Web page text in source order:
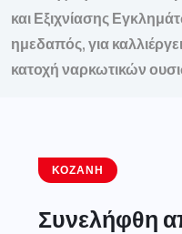
και Εξιχνίασης
ημεδαπός, για
κατοχή ναρκωτικών
ΚΟΖΆΝΗ
Συνελήφθη